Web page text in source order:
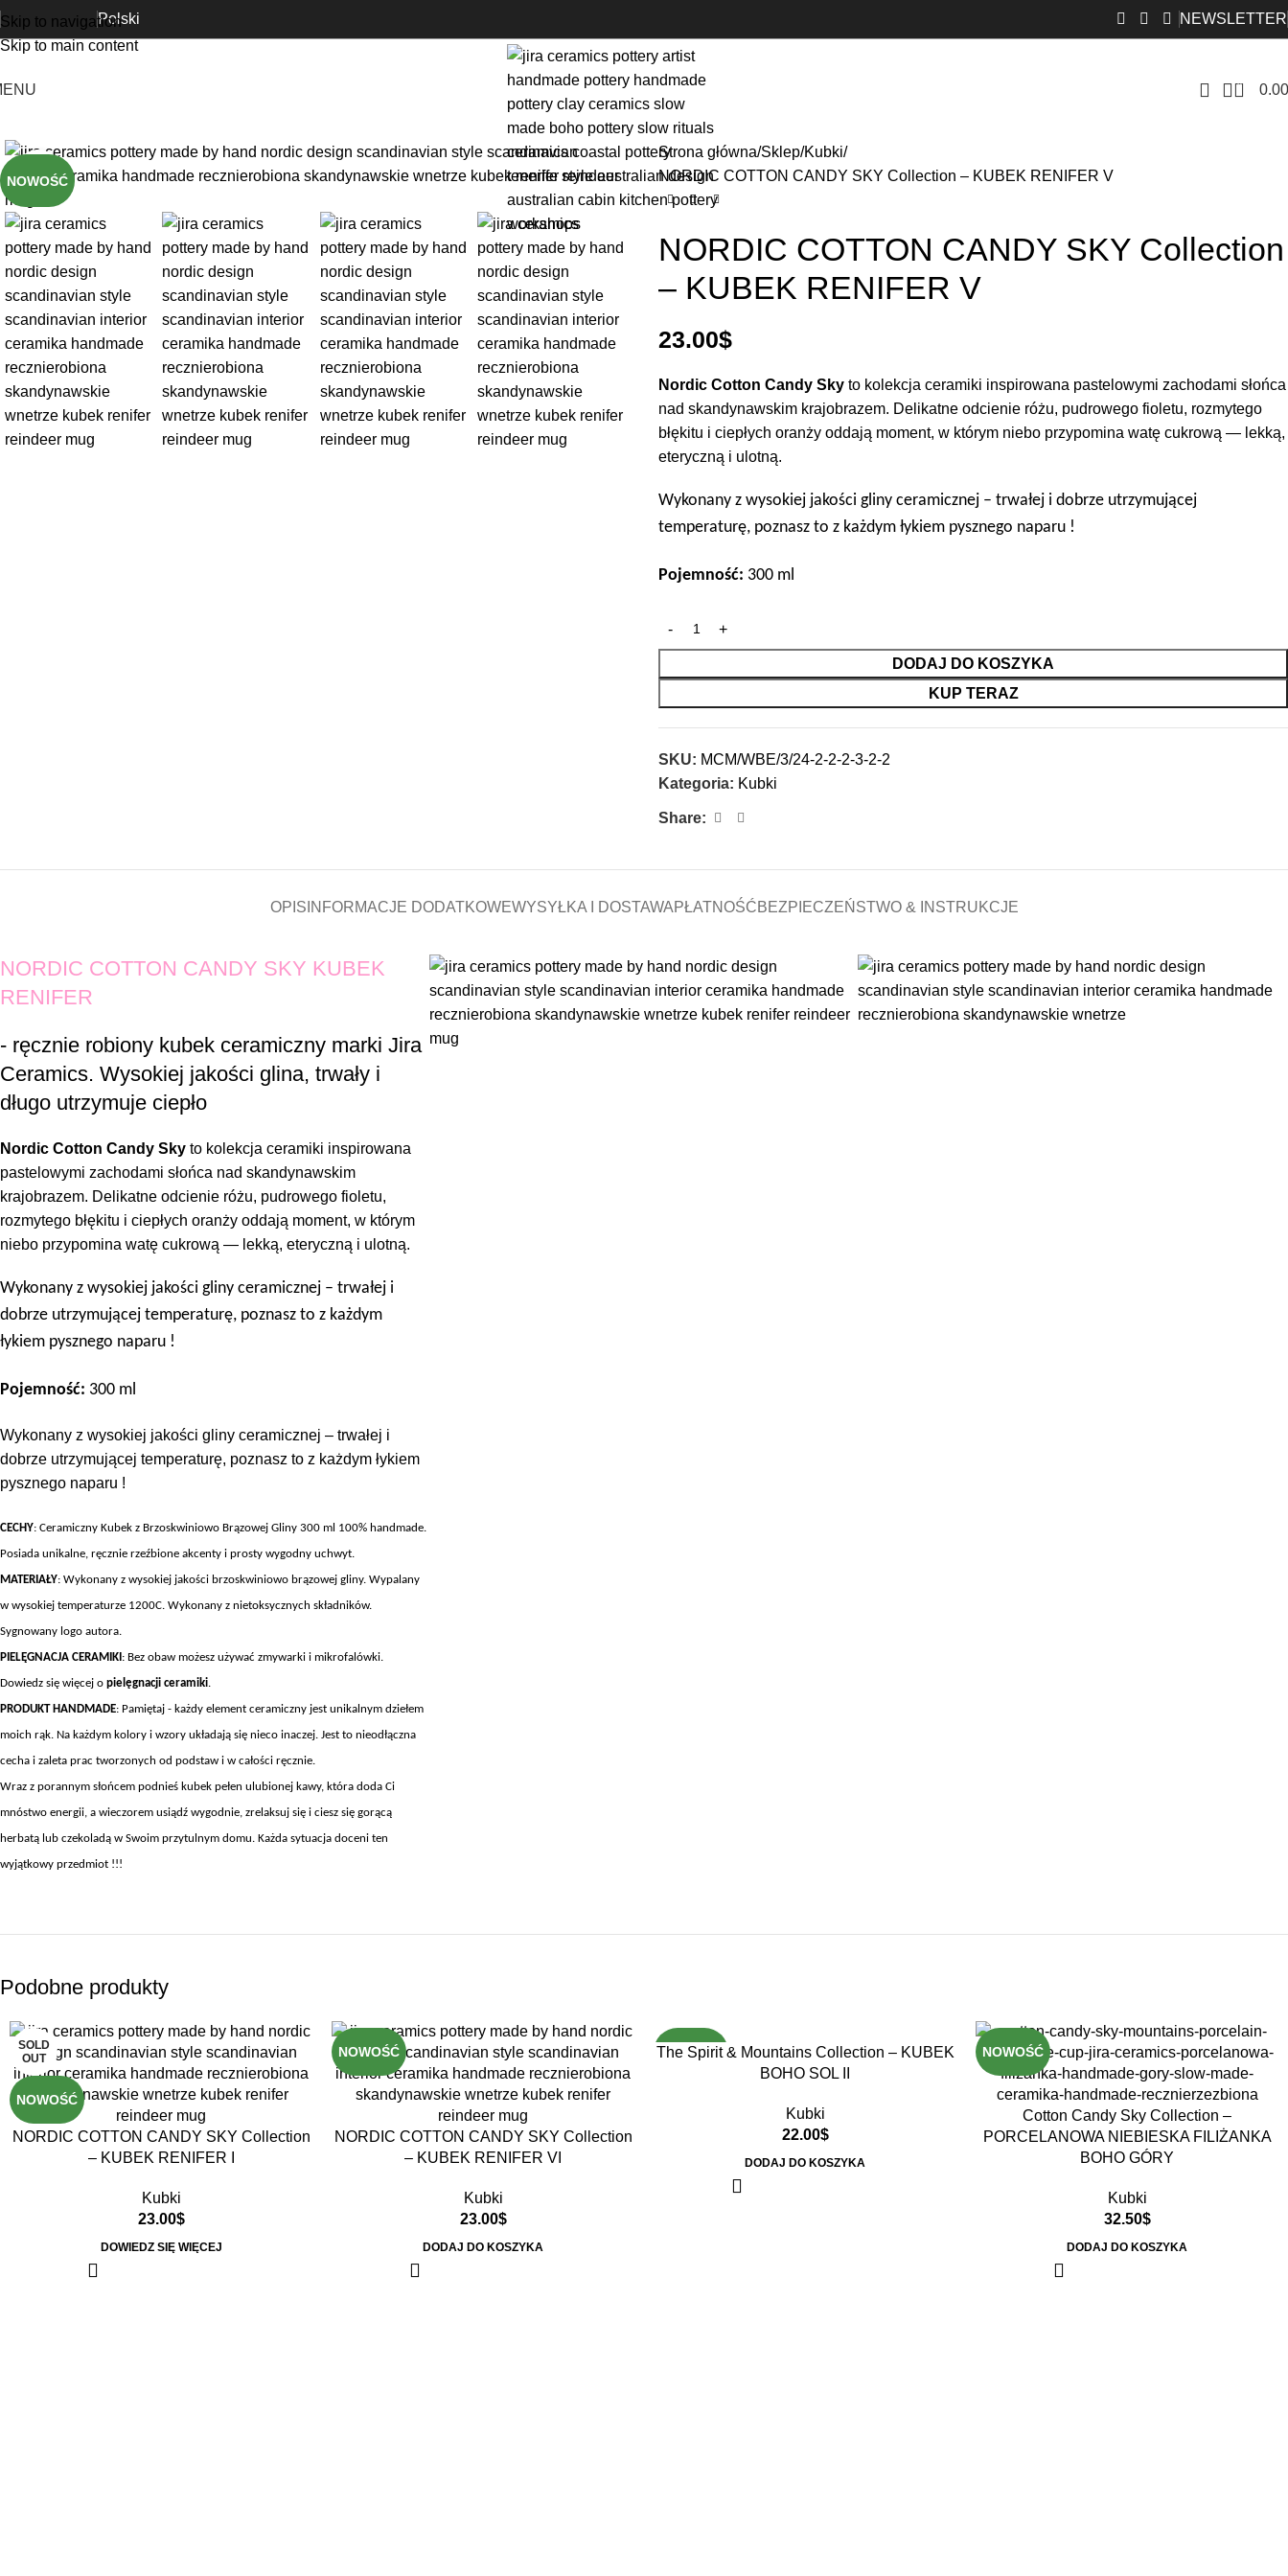
Skip to navigation
Skip to main content
Polski NEWSLETTER
0 0.00
NOWOŚĆ
Kliknij aby powiększyć
Strona główna Sklep Kubki
NORDIC COTTON CANDY SKY Collection – KUBEK RENIFER V
NORDIC COTTON CANDY SKY Collection
– KUBEK RENIFER V
23.00$
Nordic Cotton Candy Sky to kolekcja ceramiki inspirowana pastelowymi zachodami słońca
nad skandynawskim krajobrazem. Delikatne odcienie różu, pudrowego fioletu, rozmytego
błękitu i ciepłych oranży oddają moment, w którym niebo przypomina watę cukrową — lekką,
eteryczną i ulotną.
Wykonany z wysokiej jakości gliny ceramicznej – trwałej i dobrze utrzymującej
temperaturę, poznasz to z każdym łykiem pysznego naparu !
Pojemność: 300 ml
DODAJ DO KOSZYKA
KUP TERAZ
SKU: MCM/WBE/3/24-2-2-2-3-2-2
Kategoria: Kubki
Share:
OPIS INFORMACJE DODATKOWEWYSYŁKA I DOSTAWAPŁATNOŚĆBEZPIECZEŃSTWO & INSTRUKCJE
NORDIC COTTON CANDY SKY KUBEK
RENIFER
- ręcznie robiony kubek ceramiczny marki Jira
Ceramics. Wysokiej jakości glina, trwały i
długo utrzymuje ciepło
Nordic Cotton Candy Sky to kolekcja ceramiki inspirowana
pastelowymi zachodami słońca nad skandynawskim
krajobrazem. Delikatne odcienie różu, pudrowego fioletu,
rozmytego błękitu i ciepłych oranży oddają moment, w którym
niebo przypomina watę cukrową — lekką, eteryczną i ulotną.
Wykonany z wysokiej jakości gliny ceramicznej – trwałej i
dobrze utrzymującej temperaturę, poznasz to z każdym
łykiem pysznego naparu !
Pojemność: 300 ml
Wykonany z wysokiej jakości gliny ceramicznej – trwałej i
dobrze utrzymującej temperaturę, poznasz to z każdym łykiem
pysznego naparu !
CECHY: Ceramiczny Kubek z Brzoskwiniowo Brązowej Gliny 300 ml 100% handmade.
Posiada unikalne, ręcznie rzeźbione akcenty i prosty wygodny uchwyt.
MATERIAŁY: Wykonany z wysokiej jakości brzoskwiniowo brązowej gliny. Wypalany
w wysokiej temperaturze 1200C. Wykonany z nietoksycznych składników.
Sygnowany logo autora.
PIELĘGNACJA CERAMIKI : Bez obaw możesz używać zmywarki i mikrofalówki.
Dowiedz się więcej o pielęgnacji ceramiki.
PRODUKT HANDMADE: Pamiętaj - każdy element ceramiczny jest unikalnym dziełem
moich rąk. Na każdym kolory i wzory układają się nieco inaczej. Jest to nieodłączna
cecha i zaleta prac tworzonych od podstaw i w całości ręcznie.
Wraz z porannym słońcem podnieś kubek pełen ulubionej kawy, która doda Ci
mnóstwo energii, a wieczorem usiądź wygodnie, zrelaksuj się i ciesz się gorącą
herbatą lub czekoladą w Swoim przytulnym domu. Każda sytuacja doceni ten
wyjątkowy przedmiot !!!
Podobne produkty
SOLD
OUT
NOWOŚĆ
NORDIC COTTON CANDY SKY Collection
– KUBEK RENIFER I
Kubki
23.00$
DOWIEDZ SIĘ WIĘCEJ
NOWOŚĆ
NORDIC COTTON CANDY SKY Collection
– KUBEK RENIFER VI
Kubki
23.00$
DODAJ DO KOSZYKA
NOWOŚĆ
The Spirit & Mountains Collection – KUBEK
BOHO SOL II
Kubki
22.00$
DODAJ DO KOSZYKA
NOWOŚĆ
Cotton Candy Sky Collection –
PORCELANOWA NIEBIESKA FILIŻANKA
BOHO GÓRY
Kubki
32.50$
DODAJ DO KOSZYKA